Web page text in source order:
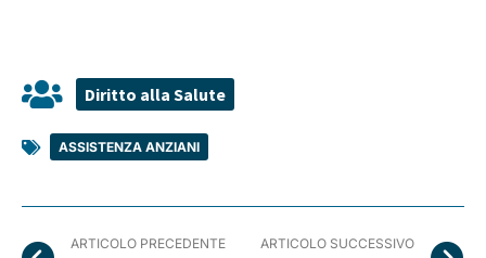
Diritto alla Salute
ASSISTENZA ANZIANI
ARTICOLO PRECEDENTE ARTICOLO SUCCESSIVO